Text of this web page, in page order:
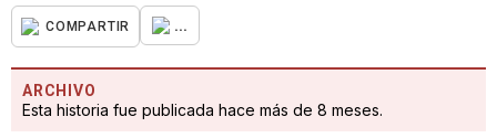
COMPARTIR ...
ARCHIVO
Esta historia fue publicada hace más de 8 meses.